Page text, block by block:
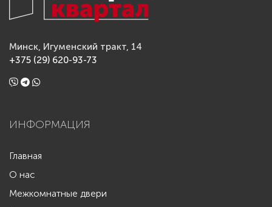
Минск, Игуменский тракт, 14
+375 (29) 620-93-73
ИНФОРМАЦИЯ
Главная
О нас
Межкомнатные двери